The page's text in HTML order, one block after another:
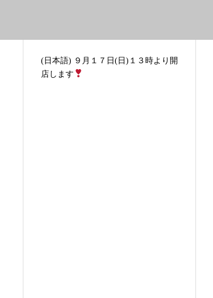
(日本語) ９月１７日(日)１３時より開
店します